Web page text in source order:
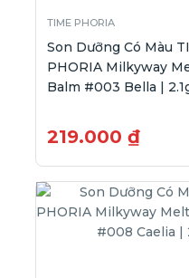
TIME PHORIA
Son Dưỡng Có Màu
PHORIA Milkyway
Balm #003 Bella |
219.000 ₫